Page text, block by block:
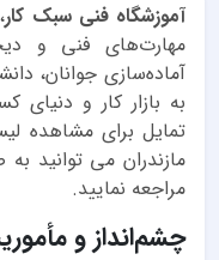
آموزشگاه فنی سبک کار
مهارت‌های فنی و
آماده‌سازی جوانان،
به بازار کار و دنیای
تمایل برای مشاهده
مازندران می توانید
مراجعه نمایید.
چشم‌انداز و